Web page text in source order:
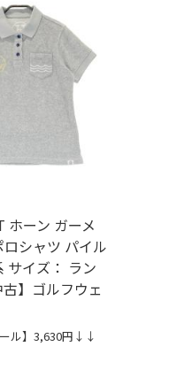
ホーン ガーメ
シャツ パイル
サイズ： ラン
】ゴルフウェ
ール】3,630円↓↓